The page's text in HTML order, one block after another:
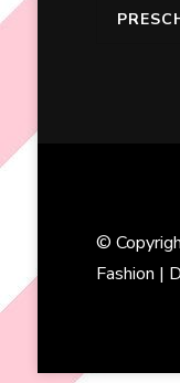
©
Fashion |